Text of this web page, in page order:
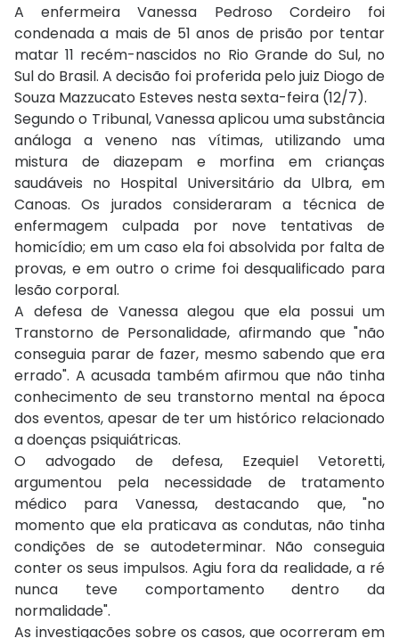
A enfermeira Vanessa Pedroso Cordeiro foi
condenada a mais de 51 anos de prisão por tentar
matar 11 recém-nascidos no Rio Grande do Sul, no
Sul do Brasil. A decisão foi proferida pelo juiz Diogo de
Souza Mazzucato Esteves nesta sexta-feira (12/7).
Segundo o Tribunal, Vanessa aplicou uma substância
análoga a veneno nas vítimas, utilizando uma
mistura de diazepam e morfina em crianças
saudáveis no Hospital Universitário da Ulbra, em
Canoas. Os jurados consideraram a técnica de
enfermagem culpada por nove tentativas de
homicídio; em um caso ela foi absolvida por falta de
provas, e em outro o crime foi desqualificado para
lesão corporal.
A defesa de Vanessa alegou que ela possui um
Transtorno de Personalidade, afirmando que "não
conseguia parar de fazer, mesmo sabendo que era
errado". A acusada também afirmou que não tinha
conhecimento de seu transtorno mental na época
dos eventos, apesar de ter um histórico relacionado
a doenças psiquiátricas.
O advogado de defesa, Ezequiel Vetoretti,
argumentou pela necessidade de tratamento
médico para Vanessa, destacando que, "no
momento que ela praticava as condutas, não tinha
condições de se autodeterminar. Não conseguia
conter os seus impulsos. Agiu fora da realidade, a ré
nunca teve comportamento dentro da
normalidade".
As investigações sobre os casos, que ocorreram em